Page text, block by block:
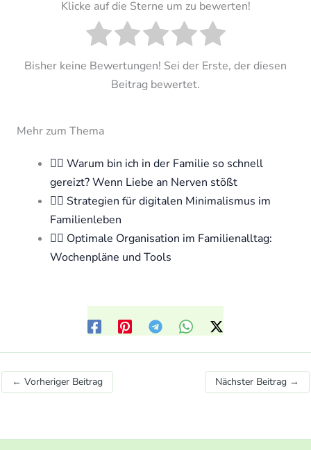
Klicke auf die Sterne um zu bewerten!
Bisher keine Bewertungen! Sei der Erste, der diesen
Beitrag bewertet.
Mehr zum Thema
🧘‍♀️ Warum bin ich in der Familie so schnell
gereizt? Wenn Liebe an Nerven stößt
🧘‍♀️ Strategien für digitalen Minimalismus im
Familienleben
🧘‍♀️ Optimale Organisation im Familienalltag:
Wochenpläne und Tools
← Vorheriger Beitrag Nächster Beitrag →